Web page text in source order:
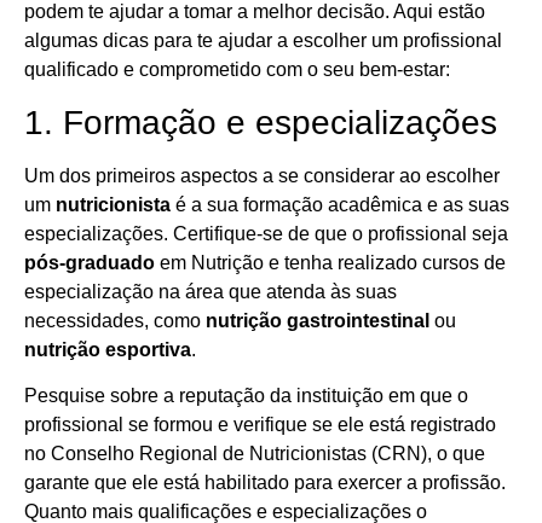
podem te ajudar a tomar a melhor decisão. Aqui estão
algumas dicas para te ajudar a escolher um profissional
qualificado e comprometido com o seu bem-estar:
1. Formação e especializações
Um dos primeiros aspectos a se considerar ao escolher
um nutricionista é a sua formação acadêmica e as suas
especializações. Certifique-se de que o profissional seja
pós-graduado em Nutrição e tenha realizado cursos de
especialização na área que atenda às suas
necessidades, como nutrição gastrointestinal ou
nutrição esportiva.
Pesquise sobre a reputação da instituição em que o
profissional se formou e verifique se ele está registrado
no Conselho Regional de Nutricionistas (CRN), o que
garante que ele está habilitado para exercer a profissão.
Quanto mais qualificações e especializações o